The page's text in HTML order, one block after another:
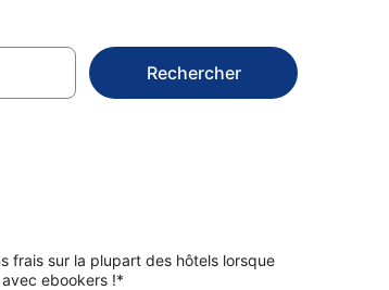
Rechercher
frais sur la plupart des hôtels lorsque
ebookers !*